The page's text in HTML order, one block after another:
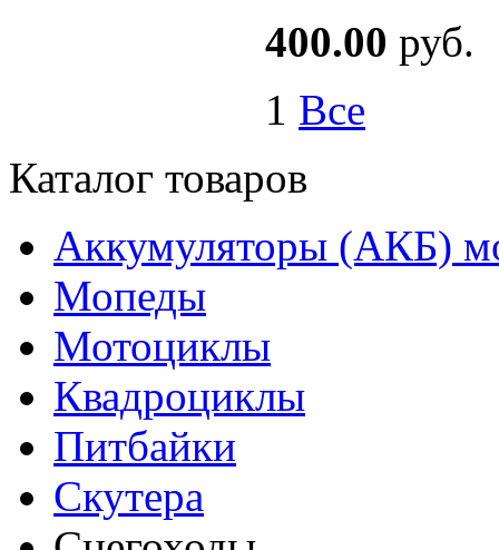
400.00 руб.
1 Все
Каталог товаров
Аккумуляторы (АКБ)
Мопеды
Мотоциклы
Квадроциклы
Питбайки
Скутера